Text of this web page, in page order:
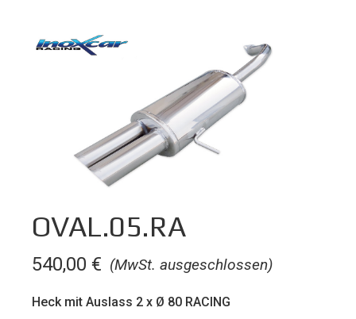
OVAL.05.RA
(MwSt. ausgeschlossen)
540,00 €
Heck mit Auslass 2 x Ø 80 RACING